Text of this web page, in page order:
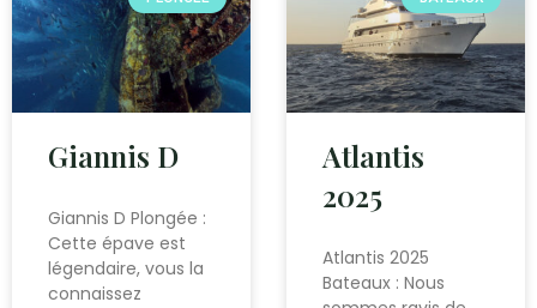
Giannis D
Giannis D Plongée :
Cette épave est
légendaire, vous la
connaissez
Atlantis
2025
Atlantis 2025
Bateaux : Nous